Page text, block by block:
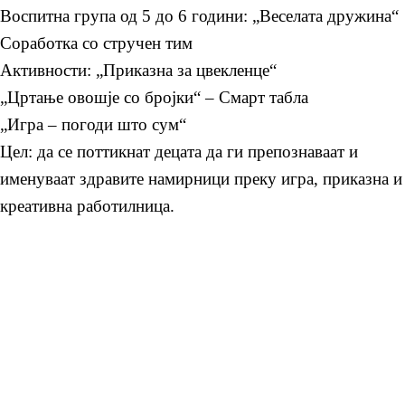
Воспитна група од 5 до 6 години: „Веселата дружина“
Соработка со стручен тим
Активности: „Приказна за цвекленце“
„Цртање овошје со бројки“ – Смарт табла
„Игра – погоди што сум“
Цел: да се поттикнат децата да ги препознаваат и
именуваат здравите намирници преку игра, приказна и
креативна работилница.